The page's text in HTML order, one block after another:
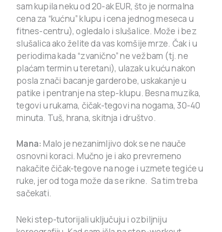
sam kupila neku od 20-ak EUR, što je normalna
cena za “kućnu” klupu i cena jednog meseca u
fitnes-centru), ogledalo i slušalice. Može i bez
slušalica ako želite da vas komšije mrze. Čak i u
periodima kada “zvanično” ne vežbam (tj. ne
plaćam termin u teretani), ulazak u kuću nakon
posla znači bacanje garderobe, uskakanje u
patike i pentranje na step-klupu. Besna muzika,
tegovi u rukama, čičak-tegovi na nogama, 30-40
minuta. Tuš, hrana, skitnja i društvo.
Mana: Malo je nezanimljivo dok se ne nauče
osnovni koraci. Mučno je i ako prevremeno
nakačite čičak-tegove na noge i uzmete tegiće u
ruke, jer od toga može da se rikne. Sa tim treba
sačekati.
Neki step-tutorijali uključuju i ozbiljniju